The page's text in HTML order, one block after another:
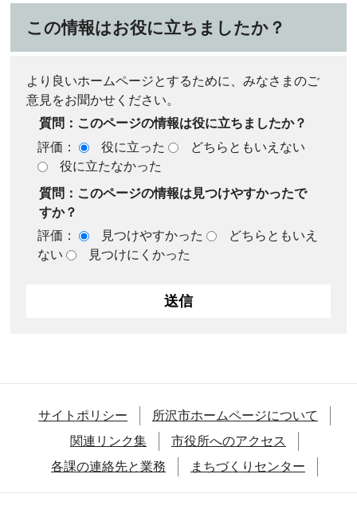
この情報はお役に立ちましたか？
より良いホームページとするために、みなさまのご
意見をお聞かせください。
質問：このページの情報は役に立ちましたか？
評価：
役に立った
どちらともいえない
役に立たなかった
質問：このページの情報は見つけやすかったで
すか？
評価：
見つけやすかった
どちらともいえ
ない
見つけにくかった
サイトポリシー
所沢市ホームページについて
関連リンク集
市役所へのアクセス
各課の連絡先と業務
まちづくりセンター